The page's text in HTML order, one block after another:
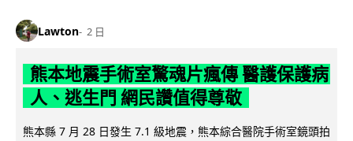
Lawton 2 日
熊本地震手術室驚魂片瘋傳 醫護保護病
人、逃生門 網民讚值得尊敬
熊本縣 7 月 28 日發生 7.1 級地震，熊本綜合醫院手術室鏡頭拍